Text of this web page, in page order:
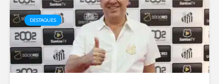
DESTAQUES